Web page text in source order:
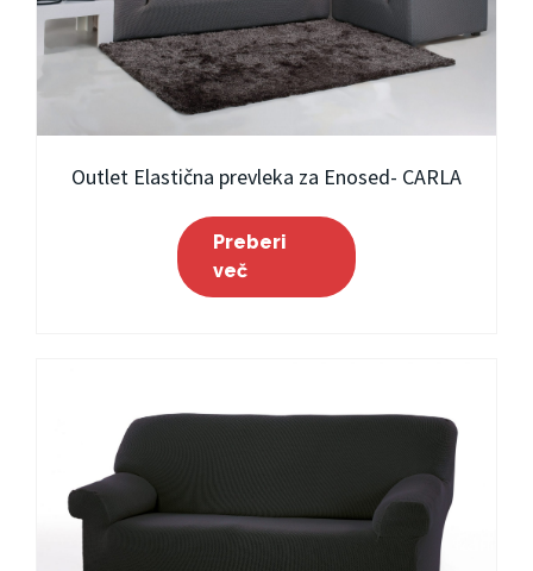
Outlet Elastična prevleka za Enosed- CARLA
Preberi
več